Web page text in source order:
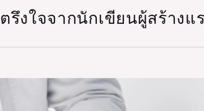
รึงใจจากนักเขียนผู้สร้างแ